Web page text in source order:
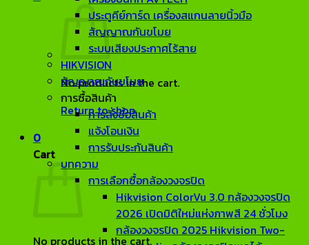
No products in the cart.
Return to shop
0
Cart
No products in the cart.
ประตูคีย์การ์ด เครื่องสแกนลายนิ้วมือ
สัญญาณกันขโมย
ระบบเสียงประกาศไร้สาย
HIKVISION
สัญญาณกันขโมย
การซื้อสินค้า
การสั่งซื้อสินค้า
แจ้งโอนเงิน
การรับประกันสินค้า
บทความ
การเลือกซื้อกล้องวงจรปิด
Hikvision ColorVu 3.0 กล้องวงจรปิด
2026 เปิดมิติใหม่แห่งภาพสี 24 ชั่วโมง
กล้องวงจรปิด 2025 Hikvision Two-